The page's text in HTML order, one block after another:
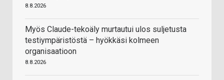
8.8.2026
Myös Claude-tekoäly murtautui ulos suljetusta
testiympäristöstä – hyökkäsi kolmeen
organisaatioon
8.8.2026